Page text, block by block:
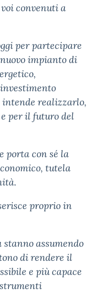
convenuti a
per partecipare
impianto di
intende realizzarlo,
per il futuro del
porta con sé la
tutela
proprio in
assumendo
di rendere il
e più capace